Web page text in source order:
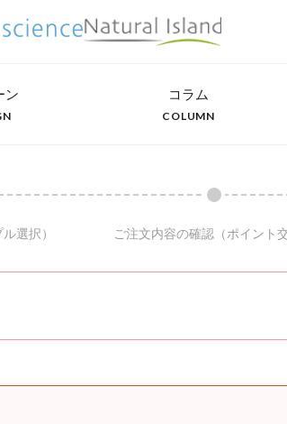
ン コラム
COLUMN
ル選択） ご注文内容の確認 （ポイント